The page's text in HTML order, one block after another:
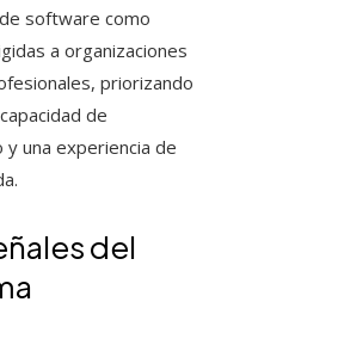
software como
a organizaciones
priorizando
de
y una experiencia de
del